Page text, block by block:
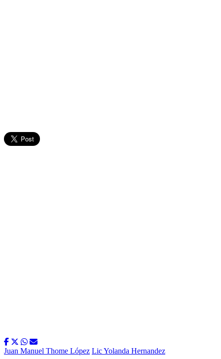
Juan Manuel Thome López Lic Yolanda Hernandez